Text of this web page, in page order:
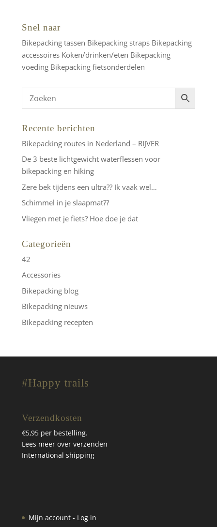
Snel naar
Bikepacking tassen Bikepacking straps Bikepacking
accessoires Koken/drinken/eten Bikepacking
voeding Bikepacking fietsonderdelen
Recente berichten
Bikepacking routes in Nederland – RIJVER
De 3 beste lichtgewicht waterflessen voor
bikepacking en hiking
Zere bek tijdens een ultra?? Ik vaak wel…
Schimmel in je slaapmat??
Vliegen met je fiets? Hoe doe je dat
Categorieën
42
Accessories
Bikepacking blog
Bikepacking nieuws
Bikepacking recepten
#Happy trails
Verzendkosten
€5,95 per bestelling.
Lees meer over verzenden
International shipping
Mijn account - Log in